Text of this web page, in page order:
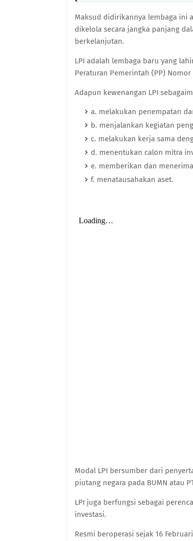
Maksud didirikannya lembaga ini
dikelola secara jangka panjang
berkelanjutan.
LPI adalah lembaga baru yang
Peraturan Pemerintah (PP) Nomor
Adapun kewenangan LPI
a. melakukan penempatan
b. menjalankan kegiatan
c. melakukan kerja sama
d. menentukan calon mitra
e. memberikan dan
f. menatausahakan aset.
Modal LPI bersumber dari
piutang negara pada BUMN atau
LPI juga berfungsi sebagai
investasi.
Resmi beroperasi sejak 16